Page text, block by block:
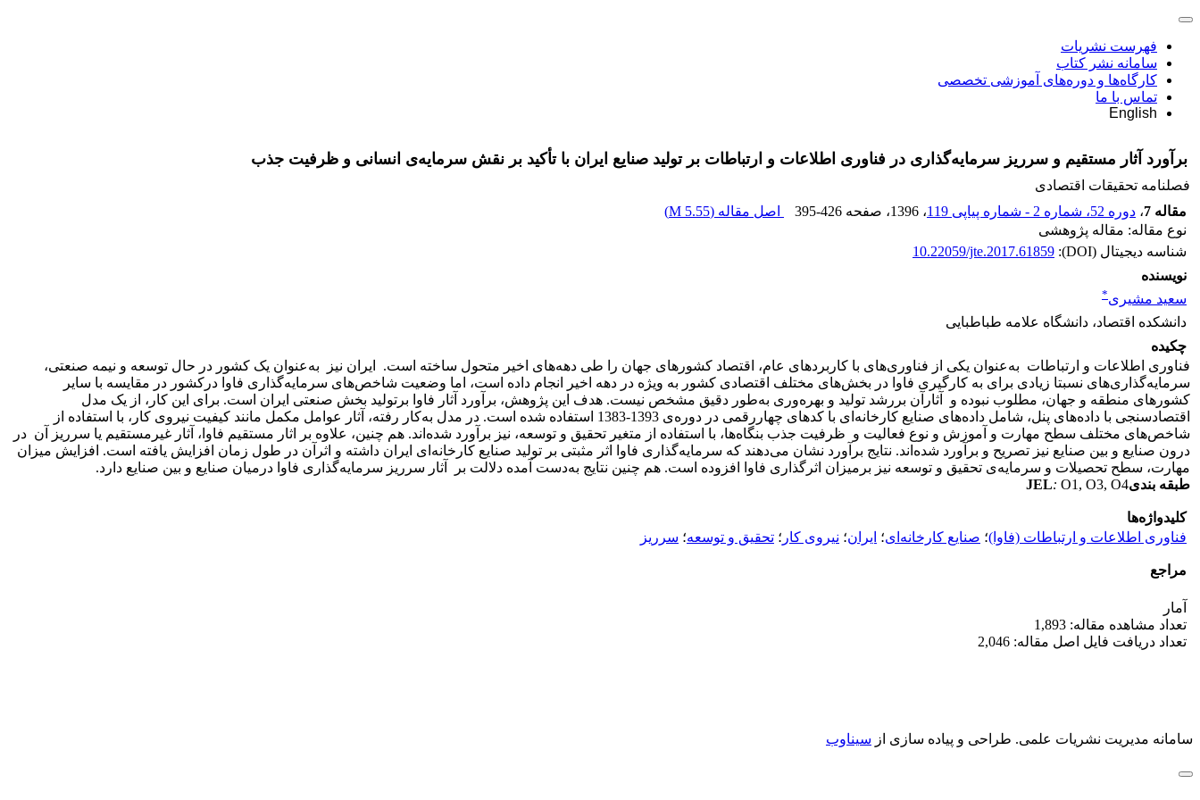
فهرست نشریات
سامانه نشر کتاب
کارگاه‌ها و دوره‌های آموزشی تخصصی
تماس با ما
English
برآورد آثار مستقیم و سرریز سرمایه‌گذاری در فناوری اطلاعات و ارتباطات بر تولید صنایع ایران با تأکید بر نقش سرمایه‌ی انسانی و ظرفیت جذب
فصلنامه تحقیقات اقتصادی
مقاله 7
، دوره 52، شماره 2 - شماره پیاپی 119 ، 1396 ، صفحه 395-426 اصل مقاله (5.55 M
)
نوع مقاله: مقاله پژوهشی
شناسه دیجیتال (DOI):
10.22059/jte.2017.61859
نویسنده
سعید مشیری*
دانشکده اقتصاد، دانشگاه علامه طباطبایی
چکیده
فناوری اطلاعات و ارتباطات به‌عنوان یکی از فناوری‌های با کاربردهای عام، اقتصاد کشورهای جهان را طی دهه‌های اخیر متحول ساخته است. ایران نیز به‌عنوان یک کشور در حال توسعه و نیمه‌ صنعتی،
سرمایه‌گذاری‌های نسبتا زیادی برای به کارگیری فاوا در بخش‌های مختلف اقتصادی کشور به ویژه در دهه اخیر انجام داده است، اما وضعیت شاخص‌های سرمایه‌گذاری فاوا درکشور در مقایسه با سایر
کشورهای منطقه و جهان، مطلوب نبوده و آثارآن بررشد تولید و بهره‌وری به‌طور دقیق مشخص نیست. هدف این پژوهش، برآورد آثار فاوا برتولید بخش صنعتی ایران است. برای این کار، از یک مدل
اقتصادسنجی با داده‌های پنل، شامل داده‌های صنایع کارخانه‌ای با کدهای چهاررقمی در دوره‌ی 1393-1383 استفاده شده است. در مدل به‌کار رفته، آثار عوامل مکمل مانند کیفیت نیروی کار، با استفاده از
شاخص‌های مختلف سطح مهارت و آموزش و نوع فعالیت و ظرفیت جذب بنگاه‌ها، با استفاده از متغیر تحقیق و توسعه، نیز برآورد شده‌اند. هم چنین، علاوه بر اثار مستقیم فاوا، آثار غیرمستقیم یا سرریز آن در
درون صنایع و بین صنایع نیز تصریح و برآورد شده‌اند. نتایج برآورد نشان می‌دهند که سرمایه‌گذاری فاوا اثر مثبتی بر تولید صنایع کارخانه‌ای ایران داشته و اثرآن در طول زمان افزایش یافته است. افزایش میزان
مهارت، سطح تحصیلات و سرمایه‌ی تحقیق و توسعه نیز برمیزان اثرگذاری فاوا افزوده ‌است. هم چنین نتایج به‌دست آمده دلالت بر آثار سرریز سرمایه‌گذاری فاوا درمیان صنایع و بین صنایع دارد.
طبقه بندی
JEL: O1, O3, O4
کلیدواژه‌ها
فناوری اطلاعات و ارتباطات (فاوا)؛ صنایع کارخانه‌ای؛ ایران؛ نیروی کار ؛ تحقیق و توسعه؛ سرریز
مراجع
آمار
تعداد مشاهده مقاله: 1,893
تعداد دریافت فایل اصل مقاله: 2,046
سامانه مدیریت نشریات علمی. طراحی و پیاده سازی از سیناوب